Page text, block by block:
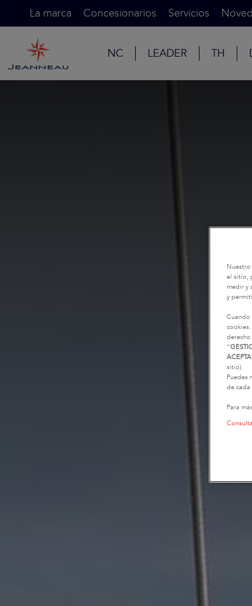
La marca Concesionarios Servicios
NC LEADER TH
el sitio,
medir y
y
Cuando
"
sitio).
Puedes
de
Para